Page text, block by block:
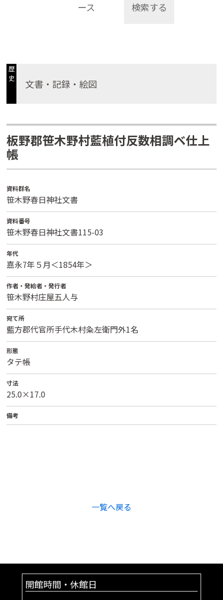
ース
検索する
歴
史
文書・記録・絵図
板野郡笹木野村藍植付反数相調ベ仕上
帳
資料群名
笹木野春日神社文書
資料番号
笹木野春日神社文書115-03
年代
嘉永7年５月＜1854年＞
作者・発給者・発行者
笹木野村庄屋五人与
宛て所
藍方郡代官所手代木村粂左衛門外1名
形態
タテ帳
寸法
25.0×17.0
備考
一覧へ戻る
開館時間・休館日